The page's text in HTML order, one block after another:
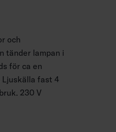
och
tänder lampan i
för ca en
Ljuskälla fast 4
230 V